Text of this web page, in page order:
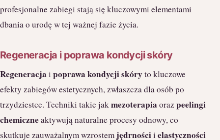
profesjonalne zabiegi stają się kluczowymi elementami
dbania o urodę w tej ważnej fazie życia.
Regeneracja i poprawa kondycji skóry
Regeneracja i poprawa kondycji skóryto kluczowe
efekty zabiegów estetycznych, zwłaszcza dla osób po
trzydziestce. Techniki takie jakmezoterapia orazpeelingi
chemiczneaktywują naturalne procesy odnowy, co
skutkuje zauważalnym wzrostem jędrnościi elastyczności